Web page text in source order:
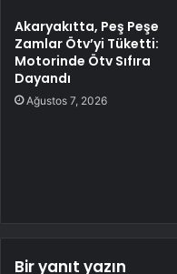
Akaryakıtta, Peş Peşe
Zamlar Ötv’yi Tüketti:
Motorinde Ötv Sıfıra
Dayandı
Ağustos 7, 2026
Bir yanıt yazın